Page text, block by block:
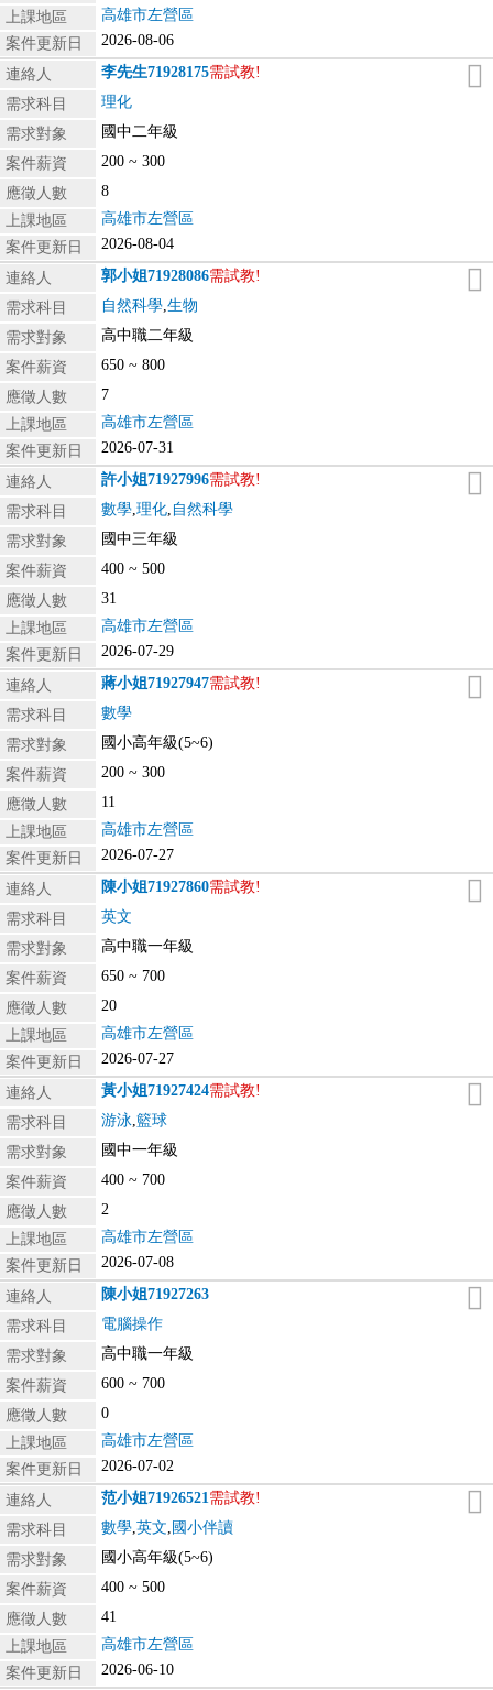
上課地區
高雄市左營區
案件更新日
2026-08-06
連絡人 李先生71928175需試教!
需求科目
理化
需求對象
國中二年級
案件薪資
200 ~ 300
應徵人數
8
上課地區
高雄市左營區
案件更新日
2026-08-04
連絡人 郭小姐71928086需試教!
需求科目
自然科學,生物
需求對象
高中職二年級
案件薪資
650 ~ 800
應徵人數
7
上課地區
高雄市左營區
案件更新日
2026-07-31
連絡人 許小姐71927996需試教!
需求科目
數學,理化, 自然科學
需求對象
國中三年級
案件薪資
400 ~ 500
應徵人數
31
上課地區
高雄市左營區
案件更新日
2026-07-29
連絡人 蔣小姐71927947需試教!
需求科目
數學
需求對象
國小高年級(5~6)
案件薪資
200 ~ 300
應徵人數
11
上課地區
高雄市左營區
案件更新日
2026-07-27
連絡人 陳小姐71927860需試教!
需求科目
英文
需求對象
高中職一年級
案件薪資
650 ~ 700
應徵人數
20
上課地區
高雄市左營區
案件更新日
2026-07-27
連絡人 黃小姐71927424需試教!
需求科目
游泳,籃球
需求對象
國中一年級
案件薪資
400 ~ 700
應徵人數
2
上課地區
高雄市左營區
案件更新日
2026-07-08
連絡人 陳小姐71927263
需求科目
電腦操作
需求對象
高中職一年級
案件薪資
600 ~ 700
應徵人數
0
上課地區
高雄市左營區
案件更新日
2026-07-02
連絡人 范小姐71926521需試教!
需求科目
數學,英文, 國小伴讀
需求對象
國小高年級(5~6)
案件薪資
400 ~ 500
應徵人數
41
上課地區
高雄市左營區
案件更新日
2026-06-10